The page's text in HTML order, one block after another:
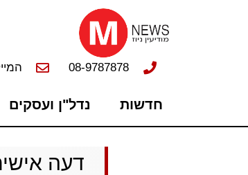
08-9787878
חדשות נדל"ן ועסקים
דעה